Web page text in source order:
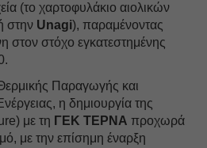
(το χαρτοφυλάκιο αιολικών
στην Unagi), παραμένοντας
στον στόχο εγκατεστημένης
Παραγωγής και
η δημιουργία της
με τη ΓΕΚ ΤΕΡΝΑ προχωρά
με την επίσημη έναρξη